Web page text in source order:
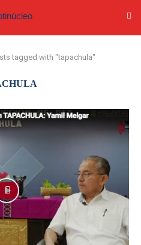
tagged with "tapachula"